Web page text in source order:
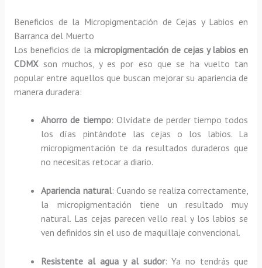
Beneficios de la Micropigmentación de Cejas y Labios en
Barranca del Muerto
Los beneficios de lamicropigmentación de cejas y labios en
CDMXson muchos, y es por eso que se ha vuelto tan
popular entre aquellos que buscan mejorar su apariencia de
manera duradera:
Ahorro de tiempo: Olvídate de perder tiempo todos
los días pintándote las cejas o los labios. La
micropigmentación te da resultados duraderos que
no necesitas retocar a diario.
Apariencia natural: Cuando se realiza correctamente,
la micropigmentación tiene un resultado muy
natural. Las cejas parecen vello real y los labios se
ven definidos sin el uso de maquillaje convencional.
Resistente al agua y al sudor: Ya no tendrás que